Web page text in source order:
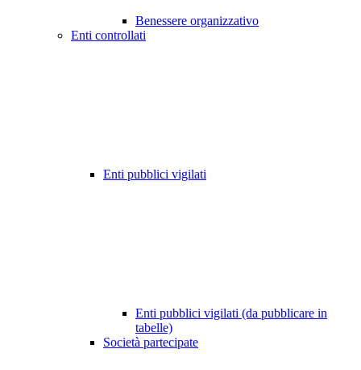
Benessere organizzativo
Enti controllati
Enti pubblici vigilati
Enti pubblici vigilati (da pubblicare in
tabelle)
Società partecipate